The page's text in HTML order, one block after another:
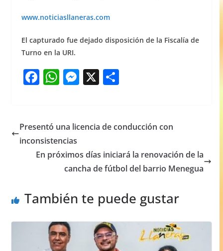
www.noticiasllaneras.com
El capturado fue dejado disposición de la Fiscalía de
Turno en la URI.
F
e
b
o
W
s
A
p
p
M
e
g
er
X S
e
Presentó una licencia de conducción con
inconsistencias
En próximos días iniciará la renovación de la
cancha de fútbol del barrio Menegua
También te puede gustar